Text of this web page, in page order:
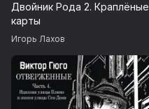
Двойник Рода 2. Краплёные
карты
Игорь Лахов